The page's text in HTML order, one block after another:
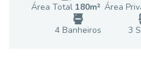
Área Total 180m² Área
4Banheiros 3